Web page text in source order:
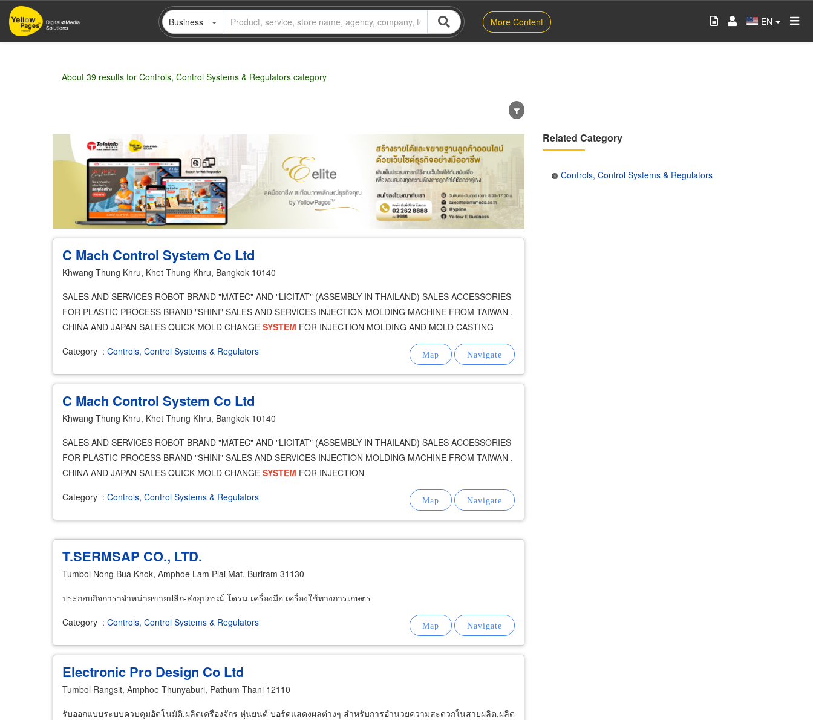
Skip
main
Business More Content EN
About 39 results for Controls, Control Systems & Regulators category
Wholesale Retail Manufacturer Dealer Exporter/Importer Service Business
C Mach Control System Co Ltd
Khwang Thung Khru, Khet Thung Khru, Bangkok 10140
SALES AND SERVICES ROBOT BRAND "MATEC" AND "LICITAT" (ASSEMBLY IN THAILAND) SALES ACCESSORIES
FOR PLASTIC PROCESS BRAND "SHINI" SALES AND SERVICES INJECTION MOLDING MACHINE FROM TAIWAN ,
CHINA AND JAPAN SALES QUICK MOLD CHANGE SYSTEM FOR INJECTION MOLDING AND MOLD CASTING
Category : Controls, Control Systems & Regulators
C Mach Control System Co Ltd
Khwang Thung Khru, Khet Thung Khru, Bangkok 10140
SALES AND SERVICES ROBOT BRAND "MATEC" AND "LICITAT" (ASSEMBLY IN THAILAND) SALES ACCESSORIES
FOR PLASTIC PROCESS BRAND "SHINI" SALES AND SERVICES INJECTION MOLDING MACHINE FROM TAIWAN ,
CHINA AND JAPAN SALES QUICK MOLD CHANGE SYSTEM FOR INJECTION
Category : Controls, Control Systems & Regulators
T.SERMSAP CO., LTD.
Tumbol Nong Bua Khok, Amphoe Lam Plai Mat, Buriram 31130
ประกอบกิจการาจำหน่ายขายปลีก-ส่งอุปกรณ์ โดรน เครื่องมือ เครื่องใช้ทางการเกษตร
Category : Controls, Control Systems & Regulators
Electronic Pro Design Co Ltd
Tumbol Rangsit, Amphoe Thunyaburi, Pathum Thani 12110
รับออกแบบระบบควบคุมอัตโนมัติ,ผลิตเครื่องจักร หุ่นยนต์ บอร์ดแสดงผลต่างๆ สำหรับการอำนวยความสะดวกในสายผลิต,ผลิต
Related Category
Controls, Control Systems & Regulators